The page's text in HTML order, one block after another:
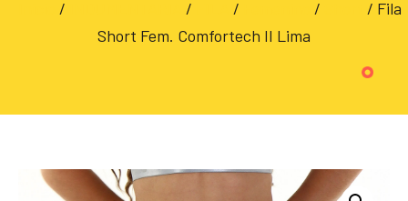
/ / / /
/ Fila
Short Fem. Comfortech II Lima